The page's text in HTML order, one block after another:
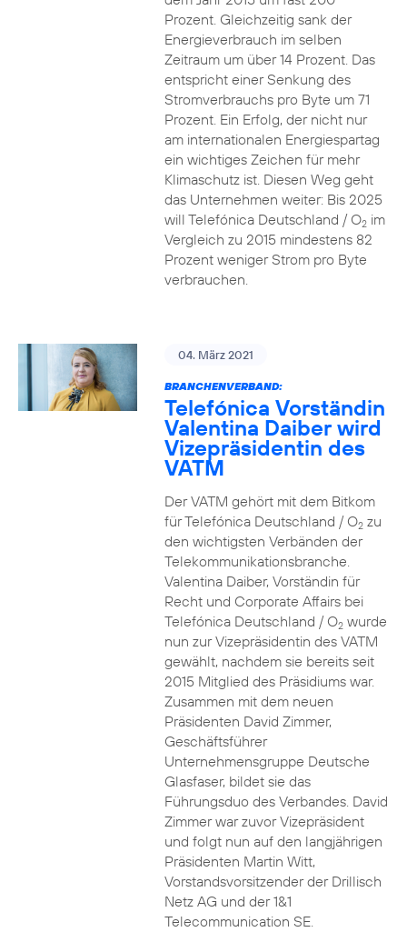
Prozent. Gleichzeitig sank der
Energieverbrauch im selben
Zeitraum um über 14 Prozent. Das
entspricht einer Senkung des
Stromverbrauchs pro Byte um 71
Prozent. Ein Erfolg, der nicht nur
am internationalen Energiespartag
ein wichtiges Zeichen für mehr
Klimaschutz ist. Diesen Weg geht
das Unternehmen weiter: Bis 2025
will Telefónica Deutschland / O2im
Vergleich zu 2015 mindestens 82
Prozent weniger Strom pro Byte
verbrauchen.
04. März 2021
BRANCHENVERBAND:
Telefónica Vorständin
Valentina Daiber wird
Vizepräsidentin des
VATM
Der VATM gehört mit dem Bitkom
für Telefónica Deutschland / O2zu
den wichtigsten Verbänden der
Telekommunikationsbranche.
Valentina Daiber, Vorständin für
Recht und Corporate Affairs bei
Telefónica Deutschland / O2wurde
nun zur Vizepräsidentin des VATM
gewählt, nachdem sie bereits seit
2015 Mitglied des Präsidiums war.
Zusammen mit dem neuen
Präsidenten David Zimmer,
Geschäftsführer
Unternehmensgruppe Deutsche
Glasfaser, bildet sie das
Führungsduo des Verbandes. David
Zimmer war zuvor Vizepräsident
und folgt nun auf den langjährigen
Präsidenten Martin Witt,
Vorstandsvorsitzender der Drillisch
Netz AG und der 1&1
Telecommunication SE.